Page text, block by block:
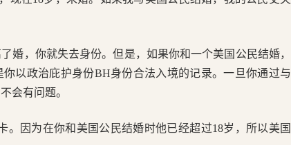
婚，你就失去身份。但是，如果你和一个美国公民结婚，
以政治庇护身份BH身份合法入境的记录。一旦你通过与
会有问题。
。因为在你和美国公民结婚时他已经超过18岁，所以美国